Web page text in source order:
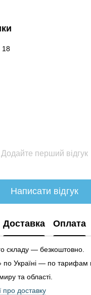
18
Додайте перший відгук
Написати відгук
Доставка Оплата
складу — безкоштовно.
Україні — по тарифам
та області.
про доставку